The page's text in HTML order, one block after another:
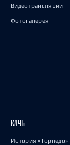
Видеотрансляции
Фотогалерея
КЛУБ
История «Торпедо»